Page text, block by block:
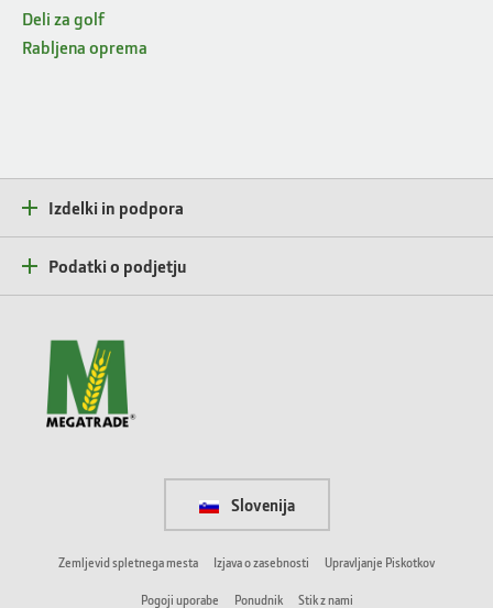
Deli za golf
Rabljena oprema
Izdelki in podpora
Podatki o podjetju
Slovenija
Zemljevid spletnega mesta Izjava o zasebnosti Upravljanje Piskotkov
Pogoji uporabe Ponudnik Stik z nami